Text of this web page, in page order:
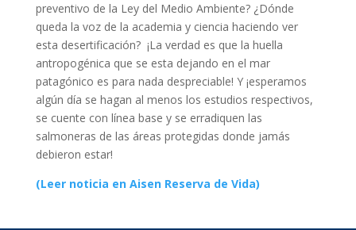
preventivo de la Ley del Medio Ambiente? ¿Dónde
queda la voz de la academia y ciencia haciendo ver
esta desertificación? ¡La verdad es que la huella
antropogénica que se esta dejando en el mar
patagónico es para nada despreciable! Y ¡esperamos
algún día se hagan al menos los estudios respectivos,
se cuente con línea base y se erradiquen las
salmoneras de las áreas protegidas donde jamás
debieron estar!
(Leer noticia en Aisen Reserva de Vida)